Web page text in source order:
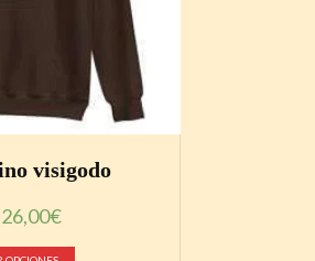
visigodo
26,00€Rango
Este